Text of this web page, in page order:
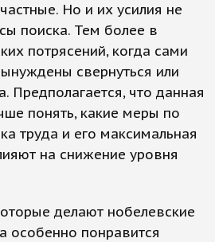
Но и их усилия не
поиска. Тем более в
потрясений, когда сами
свернуться или
Предполагается, что данная
понять, какие меры по
труда и его максимальная
на снижение уровня
делают нобелевские
особенно понравится